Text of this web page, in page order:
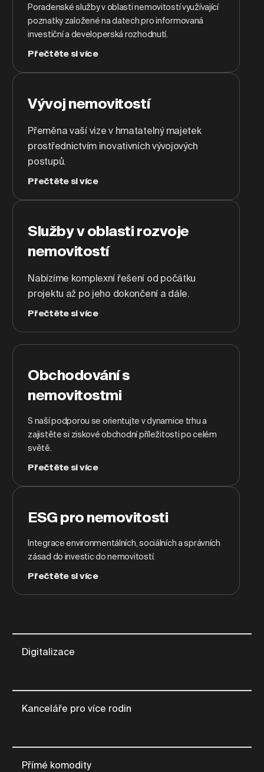
Digitalizace
Kanceláře pro více rodin
Přímé komodity
Poradenské služby v oblasti nemovitostí využívající
poznatky založené na datech pro informovaná
investiční a developerská rozhodnutí.
Přečtěte si více
Vývoj nemovitostí
Přeměna vaší vize v hmatatelný majetek
prostřednictvím inovativních vývojových
postupů.
Přečtěte si více
Služby v oblasti rozvoje
nemovitostí
Nabízíme komplexní řešení od počátku
projektu až po jeho dokončení a dále.
Přečtěte si více
Obchodování s
nemovitostmi
S naší podporou se orientujte v dynamice trhu a
zajistěte si ziskové obchodní příležitosti po celém
světě.
Přečtěte si více
ESG pro nemovitosti
Integrace environmentálních, sociálních a správních
zásad do investic do nemovitostí.
Přečtěte si více